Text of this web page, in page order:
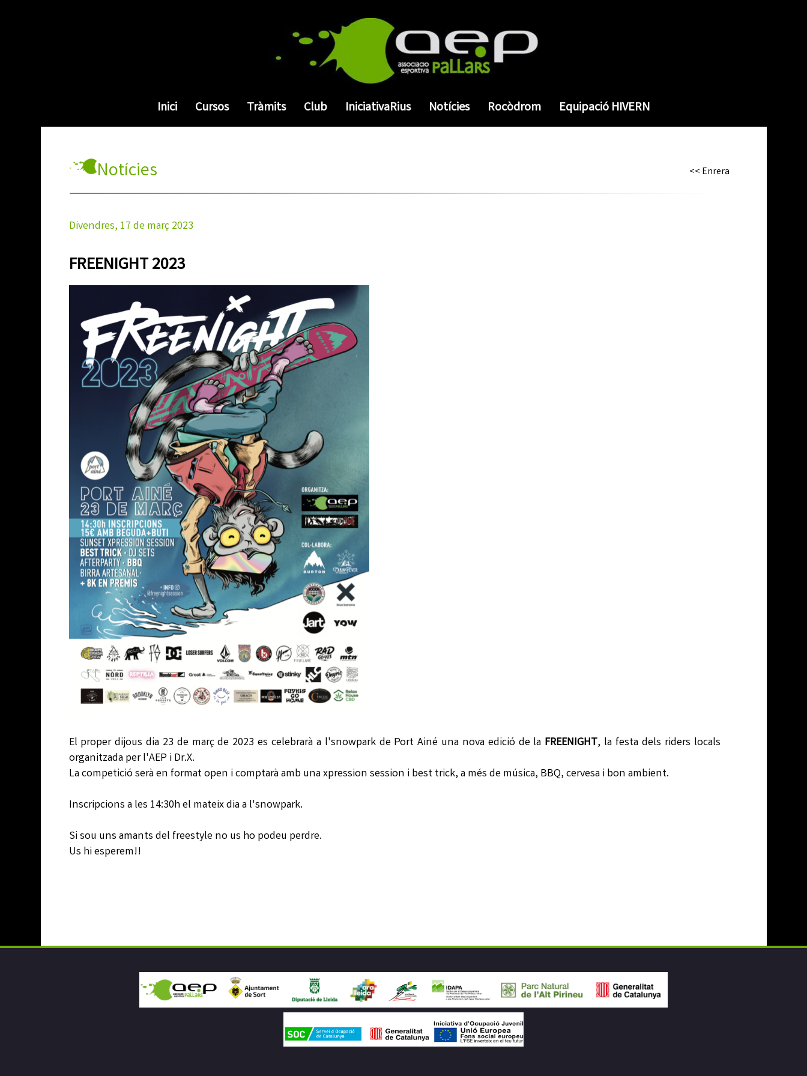
Inici Cursos Tràmits Club IniciativaRius Notícies Rocòdrom Equipació HIVERN
Notícies << Enrera
Divendres, 17 de març 2023
FREENIGHT 2023
El proper dijous dia 23 de març de 2023 es celebrarà a l'snowpark de Port Ainé una nova edició de la FREENIGHT, la festa dels riders locals
organitzada per l'AEP i Dr.X.
La competició serà en format open i comptarà amb una xpression session i best trick, a més de música, BBQ, cervesa i bon ambient.
Inscripcions a les 14:30h el mateix dia a l'snowpark.
Si sou uns amants del freestyle no us ho podeu perdre.
Us hi esperem!!